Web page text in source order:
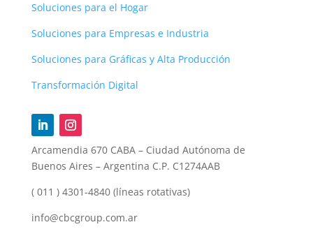
Soluciones para el Hogar
Soluciones para Empresas e Industria
Soluciones para Gráficas y Alta Producción
Transformación Digital
Arcamendia 670 CABA – Ciudad Autónoma de
Buenos Aires – Argentina C.P. C1274AAB
( 011 ) 4301-4840 (líneas rotativas)
info@cbcgroup.com.ar